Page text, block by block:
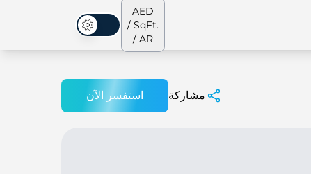
الوضع المظلم
AED
/ SqFt.
/ AR
مشاركة استفسر الآن